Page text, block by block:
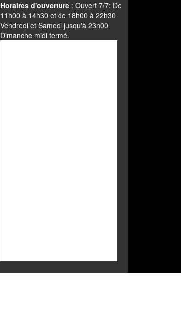
Horaires d'ouverture : Ouvert 7/7: De
11h00 à 14h30 et de 18h00 à 22h30
Vendredi et Samedi jusqu'à 23h00
Dimanche midi fermé.